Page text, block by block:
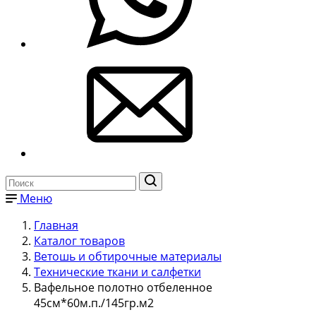
Меню
Главная
Каталог товаров
Ветошь и обтирочные материалы
Технические ткани и салфетки
Вафельное полотно отбеленное
45см*60м.п./145гр.м2